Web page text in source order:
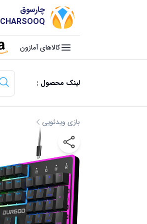
چارسوق
CHARSOOQ
کالاهای آمازون
لینک محصول :
بازی ویدئویی